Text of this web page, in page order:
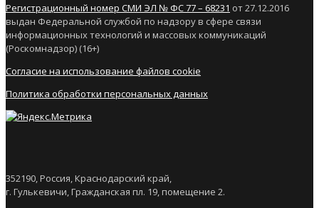
Регистрационный номер СМИ ЭЛ № ФС 77 – 68231 от 27.12.2016
выдан Федеральной службой по надзору в сфере связи
информационных технологий и массовых коммуникаций
(Роскомнадзор) (16+)
Согласие на использование файлов cookie
Политика обработки персональных данных
352190, Россия, Краснодарский край,
г. Гулькевичи, Гражданская пл. 19, помещение 2.